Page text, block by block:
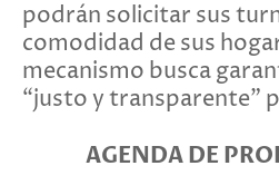
podrán solicitar sus
comodidad de sus
mecanismo busca
“justo y transparente”
AGENDA DE